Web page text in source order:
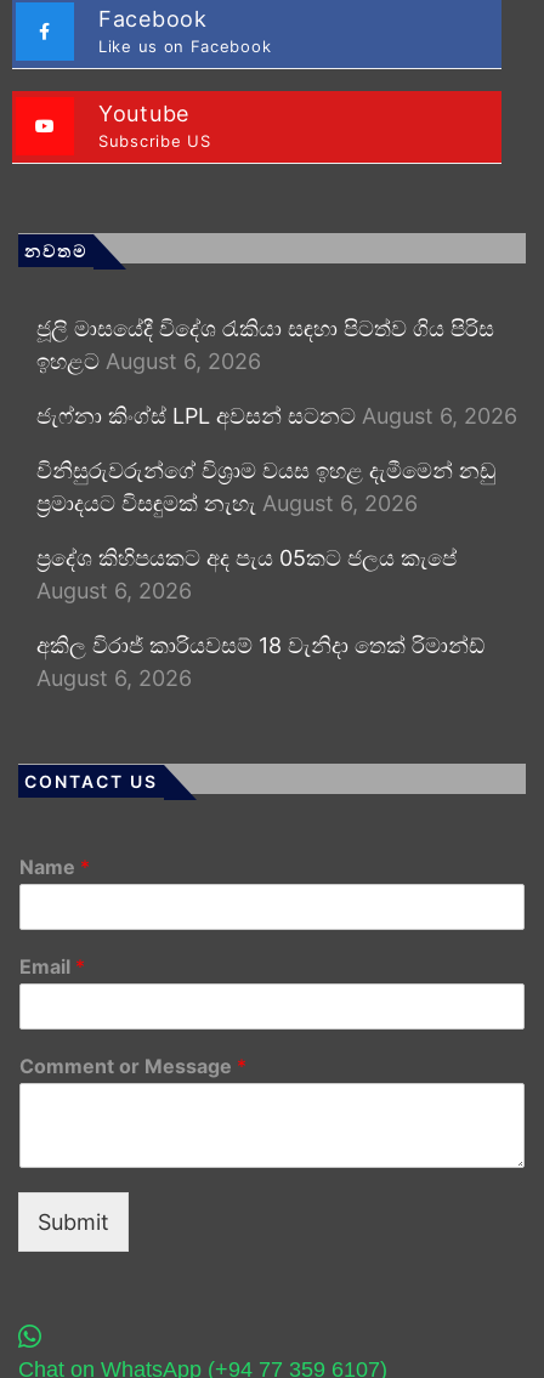
Facebook
Like us on Facebook
Youtube
Subscribe US
නවතම
ජූලි මාසයේදී විදේශ රැකියා සඳහා පිටත්ව ගිය පිරිස
ඉහළට August 6, 2026
ජැෆ්නා කිංග්ස් LPL අවසන් සටනට August 6, 2026
විනිසුරුවරුන්ගේ විශ්‍රාම වයස ඉහළ දැමීමෙන් නඩු
ප්‍රමාදයට විසඳුමක් නැහැ August 6, 2026
ප්‍රදේශ කිහිපයකට අද පැය 05කට ජලය කැපේ
August 6, 2026
අකිල විරාජ් කාරියවසම් 18 වැනිදා තෙක් රිමාන්ඩ්
August 6, 2026
CONTACT US
Name *
Email *
Comment or Message *
Submit
Chat on WhatsApp (+94 77 359 6107)